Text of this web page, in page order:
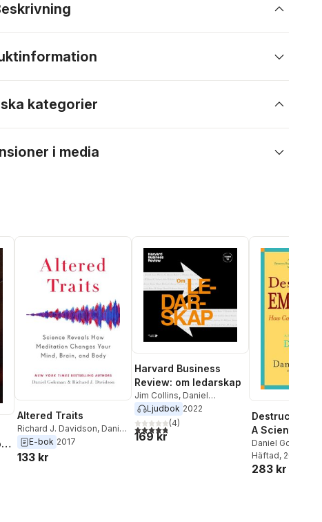
kategorier
i media
röster:
Altered Traits
Richard J. Davidson, Daniel
Goleman
E-bok 2017
133 kr
Harvard Business
Review: om ledarskap
Jim Collins, Daniel
Goleman,John P Kotter
Peter F Drucker
Senge
Ljudbok 2022
4,8utav 5 stjärnor. Totalt antal röster:
(4)
169 kr
Destructive
A Scientific
with the Dalai
Daniel Goleman
Häftad, 2004
283 kr